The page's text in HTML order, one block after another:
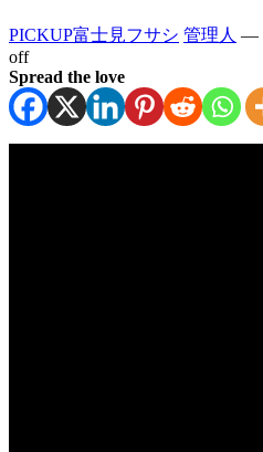
PICKUP富士見フサシ 管理人 —
off
Spread the love